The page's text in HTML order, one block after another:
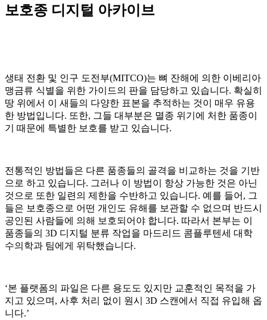
보호종 디지털 아카이브
생태 전환 및 인구 도전부(MITCO)는 뼈 잔해에 의한 이베리아
맹금류 식별을 위한 가이드의 판을 담당하고 있습니다. 확실히
땅 위에서 이 새들의 다양한 표본을 추적하는 것이 매우 유용
한 방법입니다. 또한, 그들 대부분은 멸종 위기에 처한 품종이
기 때문에 특별한 보호를 받고 있습니다.
전통적인 방법들은 다른 품종들의 골격을 비교하는 것을 기반
으로 하고 있습니다. 그러나 이 방법이 항상 가능한 것은 아닌
것으로 또한 일련의 제한을 수반하고 있습니다. 예를 들어, 그
들은 보호종으로 어떤 개인도 유해를 보관할 수 없으며 반드시
공인된 사람들에 의해 보호되어야 합니다. 따라서 본부는 이
품종들의 3D 디지털 분류 작업을 마드리드 콤플루텐세 대학
수의학과 팀에게 위탁했습니다.
‘본 플랫폼의 파일은 다른 용도도 있지만 교훈적인 목적을 가
지고 있으며, 사후 처리 없이 원시 3D 스캔에서 직접 유입해 옵
니다.’